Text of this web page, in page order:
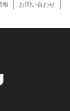
報
お問い合わせ